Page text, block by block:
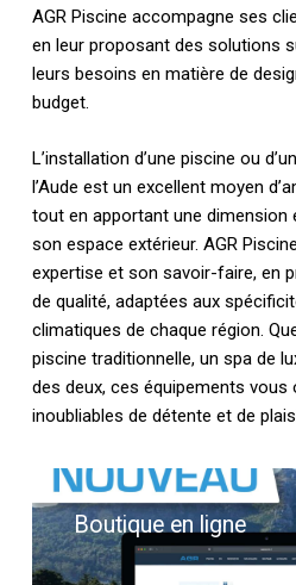
AGR Piscine accompagne ses
en leur proposant des solutions
leurs besoins en matière de
budget.
L’installation d’une piscine ou
l’Aude est un excellent moyen
tout en apportant une dimension
son espace extérieur. AGR
expertise et son savoir-faire, en
de qualité, adaptées aux
climatiques de chaque région.
piscine traditionnelle, un spa de
des deux, ces équipements
inoubliables de détente et de
Boutique
en
ligne Boutique en ligne